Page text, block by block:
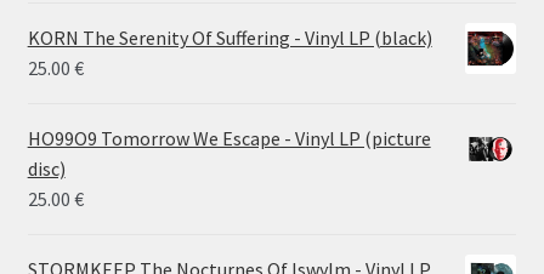
KORN The Serenity Of Suffering - Vinyl LP (black)
25.00 €
HO99O9 Tomorrow We Escape - Vinyl LP (picture
disc)
25.00 €
STORMKEEP The Nocturnes Of Iswylm - Vinyl LP